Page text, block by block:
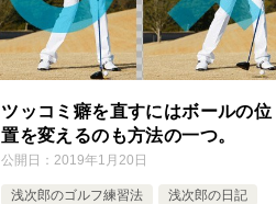
ツッコミ癖を直すにはボールの位
置を変えるのも方法の一つ。
公開日： 2019年1月20日
浅次郎のゴルフ練習法 浅次郎の日記